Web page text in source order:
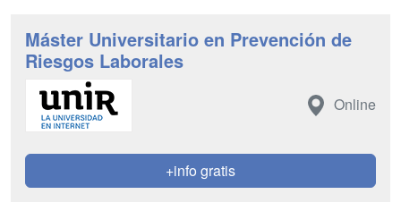
Máster Universitario en Prevención de
Riesgos Laborales
Online
+info gratis